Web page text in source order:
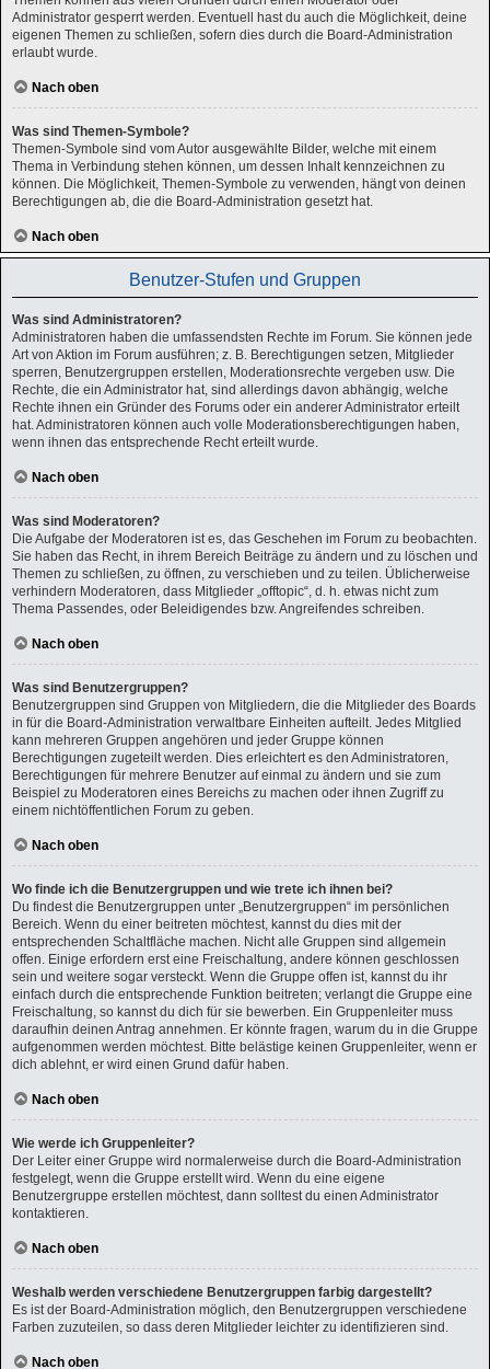
Administrator gesperrt werden. Eventuell hast du auch die Möglichkeit, deine
eigenen Themen zu schließen, sofern dies durch die Board-Administration
erlaubt wurde.
Nach oben
Was sind Themen-Symbole?
Themen-Symbole sind vom Autor ausgewählte Bilder, welche mit einem
Thema in Verbindung stehen können, um dessen Inhalt kennzeichnen zu
können. Die Möglichkeit, Themen-Symbole zu verwenden, hängt von deinen
Berechtigungen ab, die die Board-Administration gesetzt hat.
Nach oben
Benutzer-Stufen und Gruppen
Was sind Administratoren?
Administratoren haben die umfassendsten Rechte im Forum. Sie können jede
Art von Aktion im Forum ausführen; z. B. Berechtigungen setzen, Mitglieder
sperren, Benutzergruppen erstellen, Moderationsrechte vergeben usw. Die
Rechte, die ein Administrator hat, sind allerdings davon abhängig, welche
Rechte ihnen ein Gründer des Forums oder ein anderer Administrator erteilt
hat. Administratoren können auch volle Moderationsberechtigungen haben,
wenn ihnen das entsprechende Recht erteilt wurde.
Nach oben
Was sind Moderatoren?
Die Aufgabe der Moderatoren ist es, das Geschehen im Forum zu beobachten.
Sie haben das Recht, in ihrem Bereich Beiträge zu ändern und zu löschen und
Themen zu schließen, zu öffnen, zu verschieben und zu teilen. Üblicherweise
verhindern Moderatoren, dass Mitglieder „offtopic“, d. h. etwas nicht zum
Thema Passendes, oder Beleidigendes bzw. Angreifendes schreiben.
Nach oben
Was sind Benutzergruppen?
Benutzergruppen sind Gruppen von Mitgliedern, die die Mitglieder des Boards
in für die Board-Administration verwaltbare Einheiten aufteilt. Jedes Mitglied
kann mehreren Gruppen angehören und jeder Gruppe können
Berechtigungen zugeteilt werden. Dies erleichtert es den Administratoren,
Berechtigungen für mehrere Benutzer auf einmal zu ändern und sie zum
Beispiel zu Moderatoren eines Bereichs zu machen oder ihnen Zugriff zu
einem nichtöffentlichen Forum zu geben.
Nach oben
Wo finde ich die Benutzergruppen und wie trete ich ihnen bei?
Du findest die Benutzergruppen unter „Benutzergruppen“ im persönlichen
Bereich. Wenn du einer beitreten möchtest, kannst du dies mit der
entsprechenden Schaltfläche machen. Nicht alle Gruppen sind allgemein
offen. Einige erfordern erst eine Freischaltung, andere können geschlossen
sein und weitere sogar versteckt. Wenn die Gruppe offen ist, kannst du ihr
einfach durch die entsprechende Funktion beitreten; verlangt die Gruppe eine
Freischaltung, so kannst du dich für sie bewerben. Ein Gruppenleiter muss
daraufhin deinen Antrag annehmen. Er könnte fragen, warum du in die Gruppe
aufgenommen werden möchtest. Bitte belästige keinen Gruppenleiter, wenn er
dich ablehnt, er wird einen Grund dafür haben.
Nach oben
Wie werde ich Gruppenleiter?
Der Leiter einer Gruppe wird normalerweise durch die Board-Administration
festgelegt, wenn die Gruppe erstellt wird. Wenn du eine eigene
Benutzergruppe erstellen möchtest, dann solltest du einen Administrator
kontaktieren.
Nach oben
Weshalb werden verschiedene Benutzergruppen farbig dargestellt?
Es ist der Board-Administration möglich, den Benutzergruppen verschiedene
Farben zuzuteilen, so dass deren Mitglieder leichter zu identifizieren sind.
Nach oben